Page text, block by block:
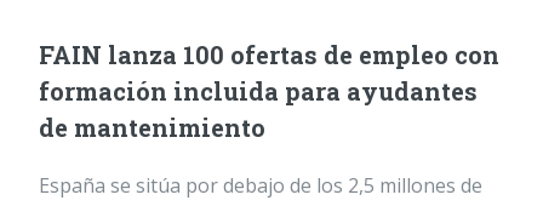
FAIN lanza 100 ofertas de empleo con
formación incluida para ayudantes
de mantenimiento
España se sitúa por debajo de los 2,5 millones de